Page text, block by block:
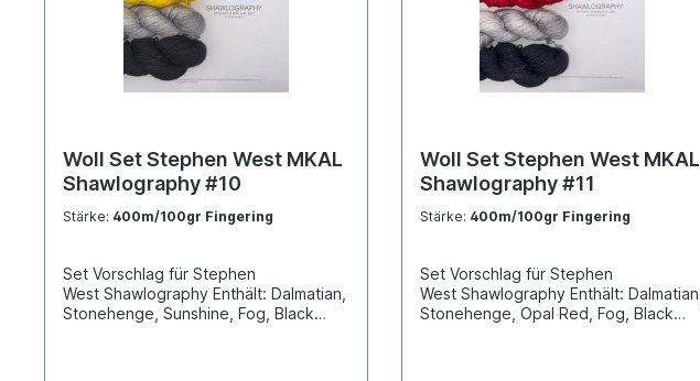
Woll Set Stephen West MKAL
Shawlography #10
Stärke: 400m/100gr Fingering
Set Vorschlag für Stephen
West Shawlography Enthält: Dalmatian,
Stonehenge, Sunshine, Fog, Black
Woll Set Stephen West MKAL
Shawlography #11
Stärke: 400m/100gr Fingering
Set Vorschlag für Stephen
West Shawlography Enthält: Dalmatian,
Stonehenge, Opal Red, Fog, Black